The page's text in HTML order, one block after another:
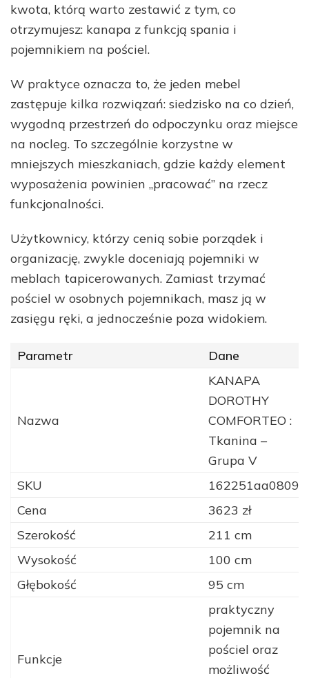
kwota, którą warto zestawić z tym, co
otrzymujesz: kanapa z funkcją spania i
pojemnikiem na pościel.
W praktyce oznacza to, że jeden mebel
zastępuje kilka rozwiązań: siedzisko na co dzień,
wygodną przestrzeń do odpoczynku oraz miejsce
na nocleg. To szczególnie korzystne w
mniejszych mieszkaniach, gdzie każdy element
wyposażenia powinien „pracować” na rzecz
funkcjonalności.
Użytkownicy, którzy cenią sobie porządek i
organizację, zwykle doceniają pojemniki w
meblach tapicerowanych. Zamiast trzymać
pościel w osobnych pojemnikach, masz ją w
zasięgu ręki, a jednocześnie poza widokiem.
Parametr Dane
Nazwa
KANAPA
DOROTHY
COMFORTEO :
Tkanina –
Grupa V
SKU
162251aa0809
Cena
3623 zł
Szerokość
211 cm
Wysokość
100 cm
Głębokość
95 cm
Funkcje
praktyczny
pojemnik na
pościel oraz
możliwość